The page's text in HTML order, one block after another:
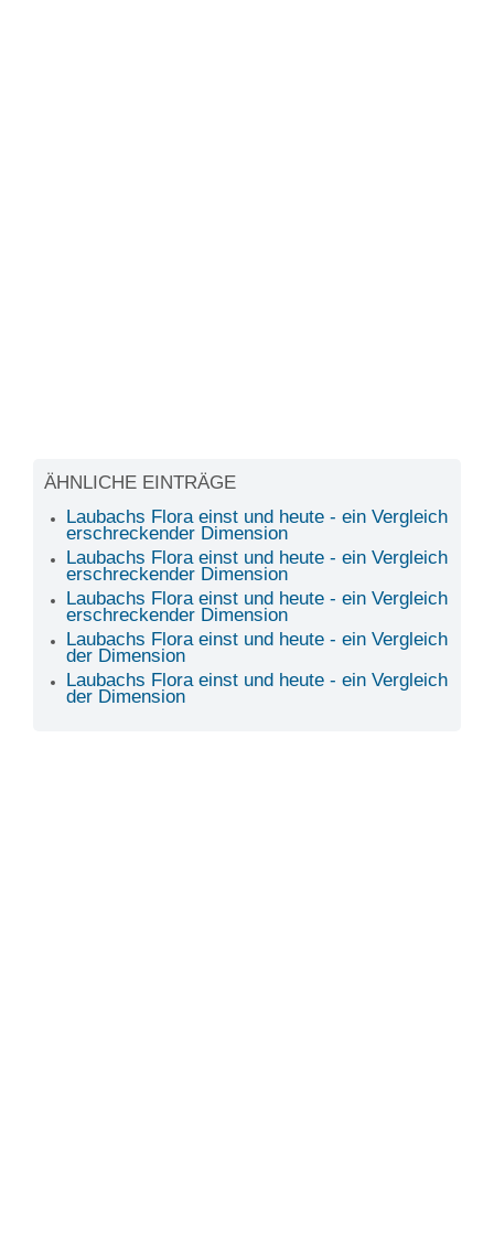
ÄHNLICHE EINTRÄGE
Laubachs Flora einst und heute - ein Vergleich
erschreckender Dimension
Laubachs Flora einst und heute - ein Vergleich
erschreckender Dimension
Laubachs Flora einst und heute - ein Vergleich
erschreckender Dimension
Laubachs Flora einst und heute - ein Vergleich
der Dimension
Laubachs Flora einst und heute - ein Vergleich
der Dimension